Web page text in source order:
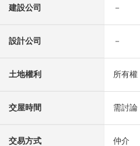
建設公司 －
設計公司 －
土地權利 所有權
交屋時間 需討論
交易方式 仲介